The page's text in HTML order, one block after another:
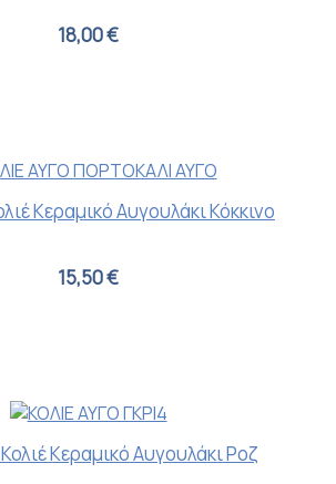
18,00 €
Κεραμικό Αυγουλάκι Κόκκινο
15,50 €
Κεραμικό Αυγουλάκι Ροζ